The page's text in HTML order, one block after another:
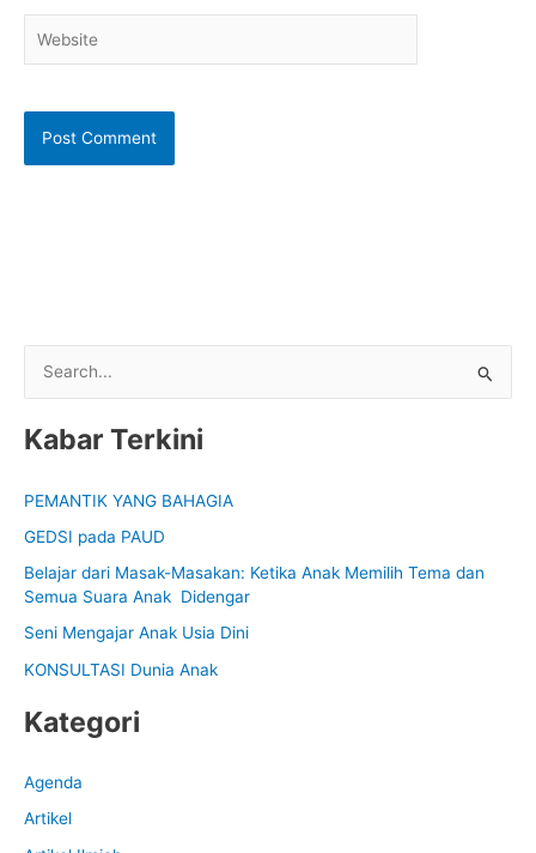
a
c
h
f
o
r
:
Kabar Terkini
PEMANTIK YANG BAHAGIA
GEDSI pada PAUD
Belajar dari Masak-Masakan: Ketika Anak Memilih Tema dan
Semua Suara Anak Didengar
Seni Mengajar Anak Usia Dini
KONSULTASI Dunia Anak
Kategori
Agenda
Artikel